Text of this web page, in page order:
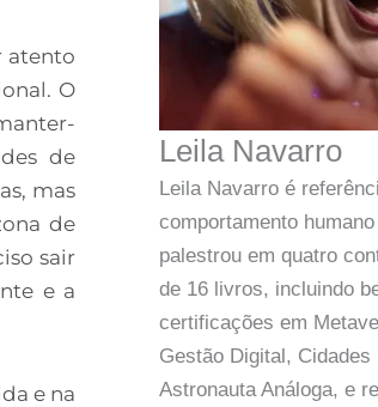
atento
O
de
mas
de
sair
e a
e na
Leila Navarro
Leila Navarro é
comportamento
palestrou em quatro
de 16 livros, incluindo
certificações em
Gestão Digital, Cidades
Astronauta Análoga, e